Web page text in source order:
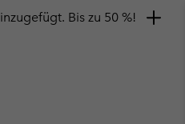
Bis zu 50 %!